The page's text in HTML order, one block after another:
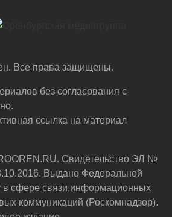
Все права защищены.
без согласования с
ссылка на материал
Свидетельство ЭЛ №
Выдано Федеральной
в сфере связи,информационных
коммуникаций (Роскомнадзор).